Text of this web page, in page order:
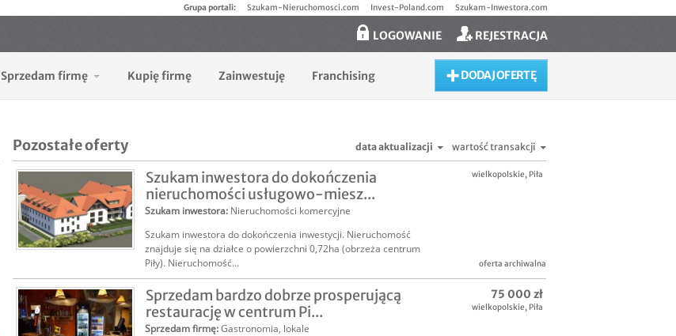
Grupa portali: Szukam-Nieruchomosci.com Invest-Poland.com Szukam-Inwestora.com
LOGOWANIE REJESTRACJA
Sprzedam firmę Kupię firmę Zainwestuję Franchising DODAJ OFERTĘ
data aktualizacji wartość transakcji
Pozostałe oferty
Szukam inwestora do dokończenia
nieruchomości usługowo-miesz...
Szukam inwestora: Nieruchomości komercyjne
Szukam inwestora do dokończenia inwestycji. Nieruchomość
znajduje się na działce o powierzchni 0,72ha (obrzeża centrum
Piły). Nieruchomość...
wielkopolskie, Piła
oferta archiwalna
Sprzedam bardzo dobrze prosperującą
restaurację w centrum Pi...
Sprzedam firmę:Gastronomia, lokale
75 000 zł
wielkopolskie, Piła